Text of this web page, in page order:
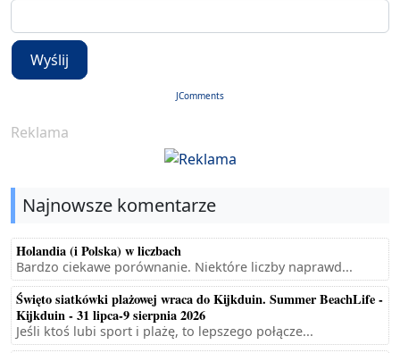
Wyślij
JComments
Reklama
Najnowsze komentarze
Holandia (i Polska) w liczbach
Bardzo ciekawe porównanie. Niektóre liczby naprawd...
Święto siatkówki plażowej wraca do Kijkduin. Summer BeachLife -
Kijkduin - 31 lipca-9 sierpnia 2026
Jeśli ktoś lubi sport i plażę, to lepszego połącze...